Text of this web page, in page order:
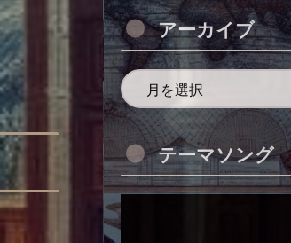
アーカイブ
テーマソング
動